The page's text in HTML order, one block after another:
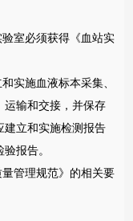
室必须获得《血站实
实施血液标本采集、
运输和交接，并保存
建立和实施检测报告
报告。
管理规范》的相关要